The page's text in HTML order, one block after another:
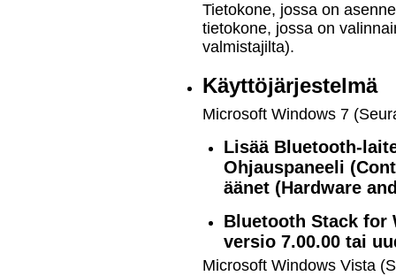
Tietokone, jossa on
tietokone, jossa on
valmistajilta).
Käyttöjärjestelmä
Microsoft Windows 7
Lisää Bluetooth-
Ohjauspaneeli
äänet (Hardware
Bluetooth Stack for
versio 7.00.00 tai
Microsoft Windows Vista